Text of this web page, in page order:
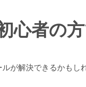
心者の
が解決できるかもし